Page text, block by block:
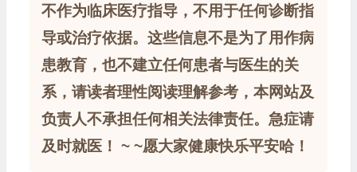
不作为临床医疗指导，不用于任何诊断指
导或治疗依据。这些信息不是为了用作病
患教育，也不建立任何患者与医生的关
系，请读者理性阅读理解参考，本网站及
负责人不承担任何相关法律责任。急症请
及时就医！ ~ ~愿大家健康快乐平安哈！